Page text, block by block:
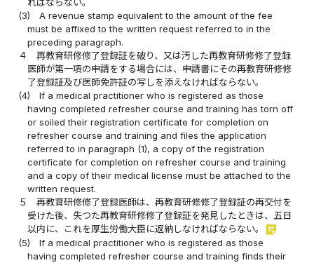
(3)
A revenue stamp equivalent to the amount of the fee
must be affixed to the written request referred to in the
preceding paragraph.
４
再教育研修修了登録証を破り、又は汚した再教育研修修了登録
医師が第一項の申請をする場合には、申請書にその再教育研修修
了登録証及び医師免許証の写しを添えなければならない。
(4)
If a medical practitioner who is registered as those
having completed refresher course and training has torn off
or soiled their registration certificate for completion on
refresher course and training and files the application
referred to in paragraph (1), a copy of the registration
certificate for completion on refresher course and training
and a copy of their medical license must be attached to the
written request.
５
再教育研修修了登録医師は、再教育研修修了登録証の再交付を
受けた後、失つた再教育研修修了登録証を発見したときは、五日
以内に、これを厚生労働大臣に返納しなければならない。 sticky_note_2
(5)
If a medical practitioner who is registered as those
having completed refresher course and training finds their